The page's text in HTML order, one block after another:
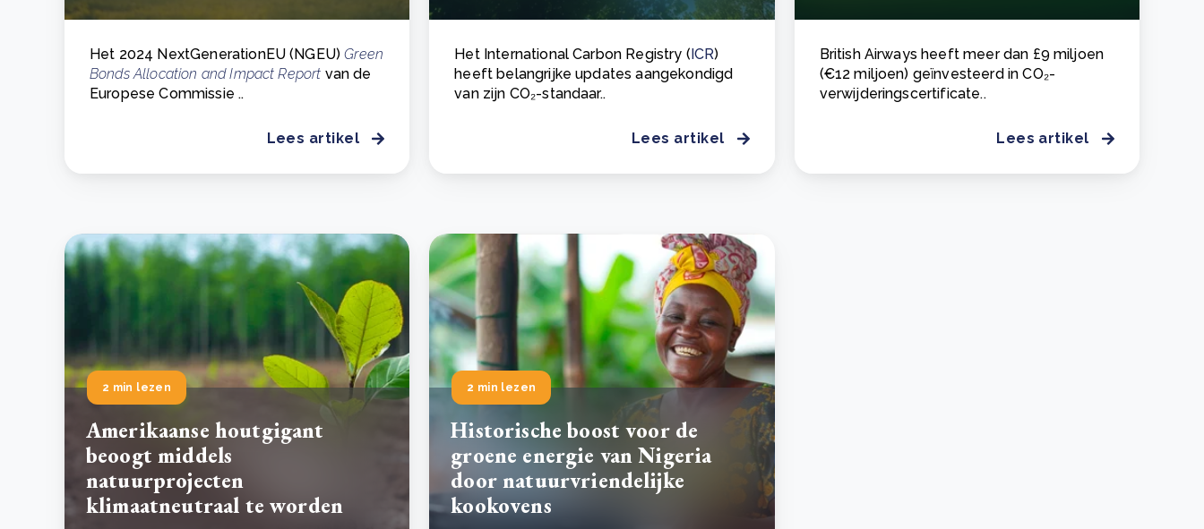
Het 2024 NextGenerationEU (NGEU)Green
Bonds Allocation and Impact Report van de
Europese Commissie ..
Lees artikel
Het International Carbon Registry (ICR)
heeft belangrijke updates aangekondigd
van zijn CO₂-standaar..
Lees artikel
British Airways heeft meer dan £9 miljoen
(€12 miljoen) geïnvesteerd in CO₂-
verwijderingscertificate..
Lees artikel
2 min lezen
Amerikaanse houtgigant
beoogt middels
natuurprojecten
klimaatneutraal te worden
2 min lezen
Historische boost voor de
groene energie van Nigeria
door natuurvriendelijke
kookovens